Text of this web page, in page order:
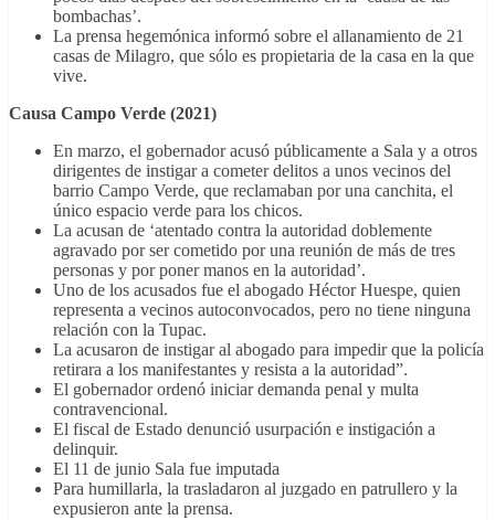
bombachas’.
La prensa hegemónica informó sobre el allanamiento de 21
casas de Milagro, que sólo es propietaria de la casa en la que
vive.
Causa Campo Verde (2021)
En marzo, el gobernador acusó públicamente a Sala y a otros
dirigentes de instigar a cometer delitos a unos vecinos del
barrio Campo Verde, que reclamaban por una canchita, el
único espacio verde para los chicos.
La acusan de ‘atentado contra la autoridad doblemente
agravado por ser cometido por una reunión de más de tres
personas y por poner manos en la autoridad’.
Uno de los acusados fue el abogado Héctor Huespe, quien
representa a vecinos autoconvocados, pero no tiene ninguna
relación con la Tupac.
La acusaron de instigar al abogado para impedir que la policía
retirara a los manifestantes y resista a la autoridad”.
El gobernador ordenó iniciar demanda penal y multa
contravencional.
El fiscal de Estado denunció usurpación e instigación a
delinquir.
El 11 de junio Sala fue imputada
Para humillarla, la trasladaron al juzgado en patrullero y la
expusieron ante la prensa.